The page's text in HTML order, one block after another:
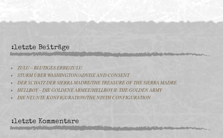
:letzte Beiträge
ZULU – BLUTIGES ERBE/ZULU
STURM ÜBER WASHINGTON/ADVISE AND CONSENT
DER SCHATZ DER SIERRA MADRE/THE TREASURE OF THE SIERRA MADRE
HELLBOY – DIE GOLDENE ARMEE/HELLBOY II: THE GOLDEN ARMY
DIE NEUNTE KONFIGURATION/THE NINTH CONFIGURATION
:letzte Kommentare